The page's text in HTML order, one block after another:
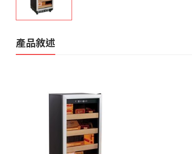
產品敘述